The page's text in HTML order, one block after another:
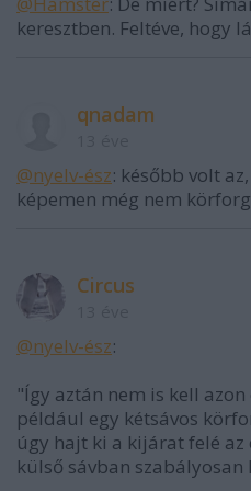
keresztben. Feltéve, hogy
qnadam
@nyelv-ész: később volt
képemen még nem
Circus
@nyelv-ész:
"Így aztán nem is kell
például egy kétsávos
úgy hajt ki a kijárat felé
külső sávban